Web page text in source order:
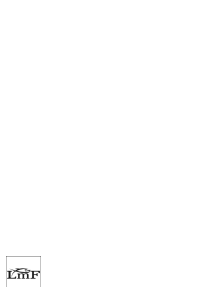
NAZWA
PRODUCENTA:
LOOMIS
&